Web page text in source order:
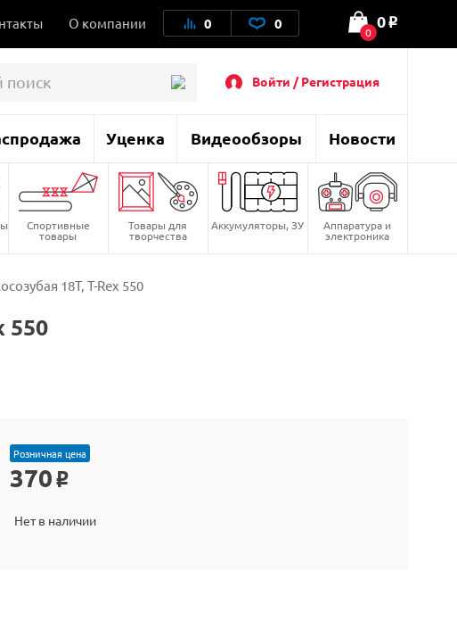
О компании 0 0 0
0 o
Войти / Регистрация
Уценка Видеообзоры Новости
Спортивные
товары
Товары для
творчества
Аккумуляторы, ЗУ Аппаратура и
электроника
18T, T-Rex 550
550
Розничная цена
370 o
Нет в наличии